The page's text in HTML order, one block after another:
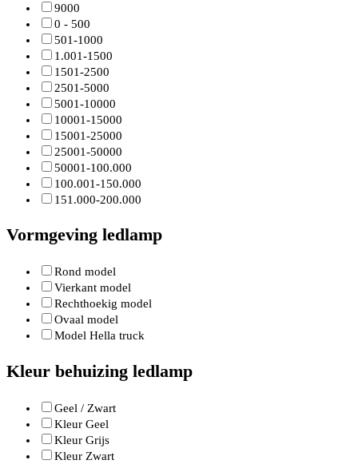
9000
0 - 500
501-1000
1.001-1500
1501-2500
2501-5000
5001-10000
10001-15000
15001-25000
25001-50000
50001-100.000
100.001-150.000
151.000-200.000
Vormgeving ledlamp
Rond model
Vierkant model
Rechthoekig model
Ovaal model
Model Hella truck
Kleur behuizing ledlamp
Geel / Zwart
Kleur Geel
Kleur Grijs
Kleur Zwart